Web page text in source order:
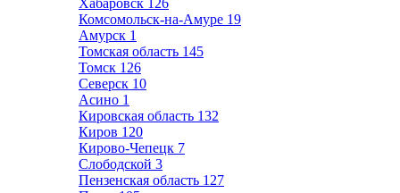
Хабаровск 126
Комсомольск-на-Амуре 19
Амурск 1
Томская область 145
Томск 126
Северск 10
Асино 1
Кировская область 132
Киров 120
Кирово-Чепецк 7
Слободской 3
Пензенская область 127